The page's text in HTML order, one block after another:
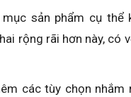
sản phẩm cụ
rộng rãi hơn này,
các tùy chọn